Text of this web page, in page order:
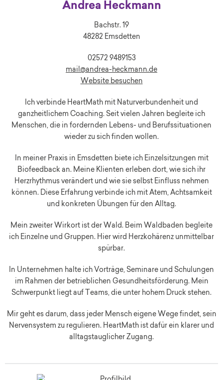
Andrea Heckmann
Bachstr. 19
48282 Emsdetten
02572 9489153
mail@andrea-heckmann.de
Website besuchen
Ich verbinde HeartMath mit Naturverbundenheit und
ganzheitlichem Coaching. Seit vielen Jahren begleite ich
Menschen, die in fordernden Lebens- und Berufssituationen
wieder zu sich finden wollen.
In meiner Praxis in Emsdetten biete ich Einzelsitzungen mit
Biofeedback an. Meine Klienten erleben dort, wie sich ihr
Herzrhythmus verändert und wie sie selbst Einfluss nehmen
können. Diese Erfahrung verbinde ich mit Atem, Achtsamkeit
und konkreten Übungen für den Alltag.
Mein zweiter Wirkort ist der Wald. Beim Waldbaden begleite
ich Einzelne und Gruppen. Hier wird Herzkohärenz unmittelbar
spürbar.
In Unternehmen halte ich Vorträge, Seminare und Schulungen
im Rahmen der betrieblichen Gesundheitsförderung. Mein
Schwerpunkt liegt auf Teams, die unter hohem Druck stehen.
Mir geht es darum, dass jeder Mensch eigene Wege findet, sein
Nervensystem zu regulieren. HeartMath ist dafür ein klarer und
alltagstauglicher Zugang.